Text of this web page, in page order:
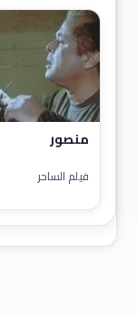
منصور
فيلم الساحر